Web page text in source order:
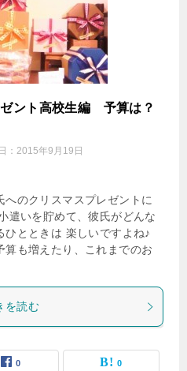
ント高校生編 予算は？
： 2015年9月19日
のクリスマスプレゼントに
遣いを貯めて、彼氏がどんな
ひとときは 楽しいですよね♪
も増えたり、これまでのお
を読む
0 0